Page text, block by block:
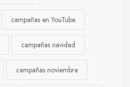
campañas en YouTube
campañas navidad
campañas noviembre